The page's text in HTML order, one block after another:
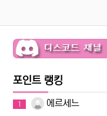
포인트 랭킹
1 에르세느